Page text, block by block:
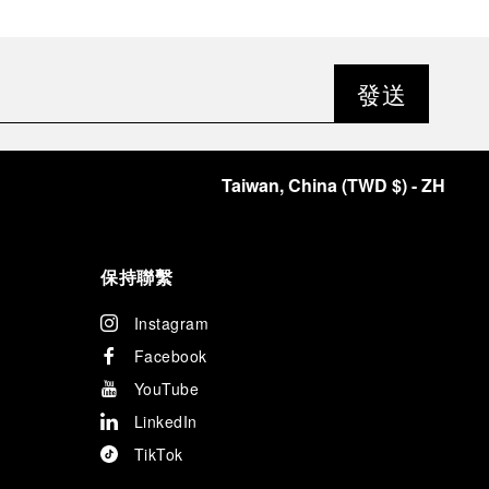
發送
Taiwan, China(TWD $)- ZH
保持聯繫
Instagram
Facebook
YouTube
LinkedIn
TikTok